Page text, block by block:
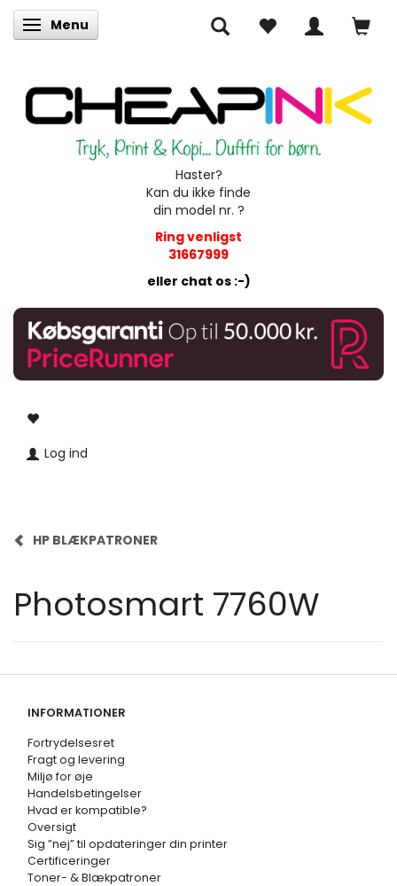
Skifte navigation
Menu
Haster?
Kan du ikke finde
din model nr. ?
Ring venligst
31667999
eller chat os :-)
Log ind
HP BLÆKPATRONER
Photosmart 7760W
INFORMATIONER
Fortrydelsesret
Fragt og levering
Miljø for øje
Handelsbetingelser
Hvad er kompatible?
Oversigt
Sig ”nej” til opdateringer din printer
Certificeringer
Toner- & Blækpatroner